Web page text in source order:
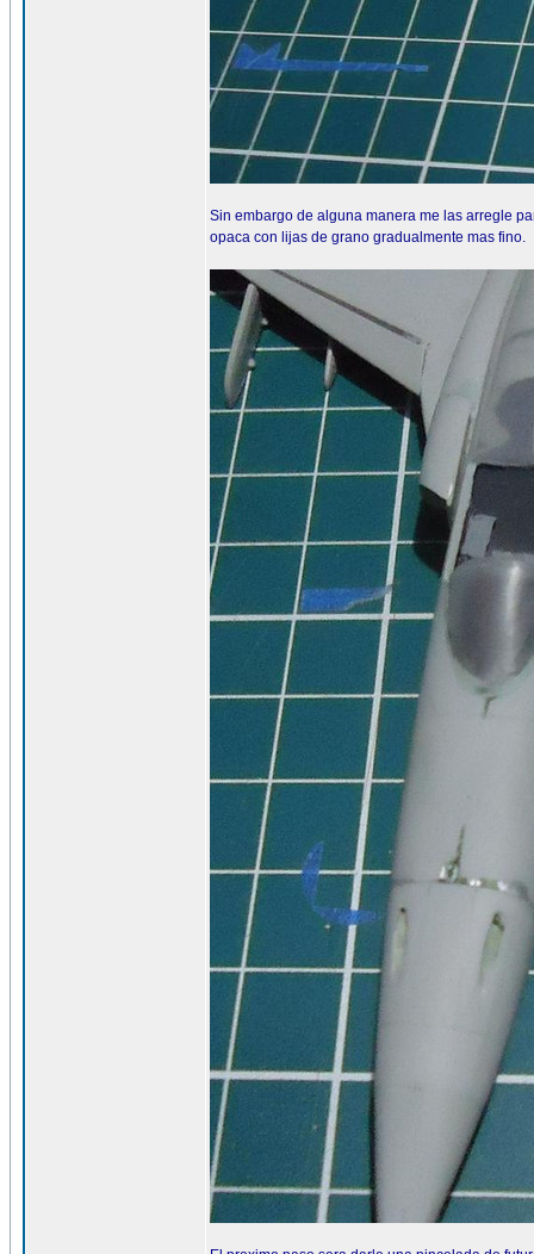
Sin embargo de alguna manera me las arregle
opaca con lijas de grano gradualmente mas fino.